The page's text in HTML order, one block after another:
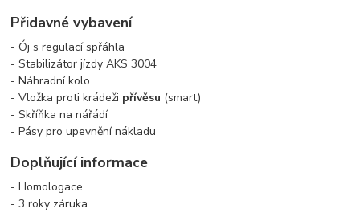
Přidavné vybavení
- Ój s regulací spřáhla
- Stabilizátor jízdy AKS 3004
- Náhradní kolo
- Vložka proti krádeži přívěsu (smart)
- Skříňka na nářádí
- Pásy pro upevnění nákladu
Doplňující informace
- Homologace
- 3 roky záruka